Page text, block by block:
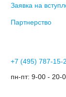
Заявка на
Партнерство
+7 (495) 787-15-
пн-пт: 9-00 - 20-